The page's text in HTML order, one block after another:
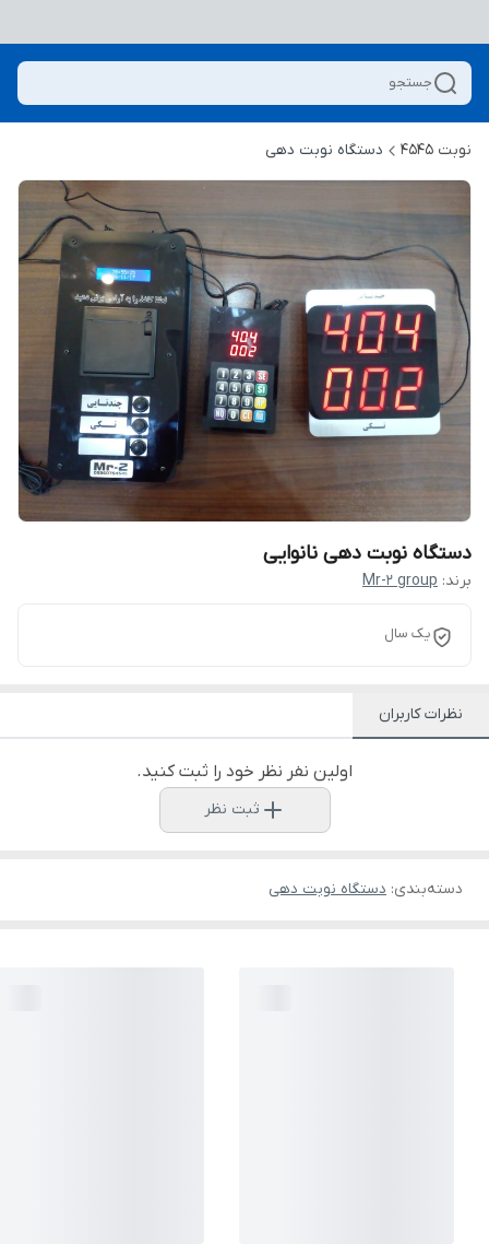
جستجو
نوبت 4545 دستگاه نوبت دهی
دستگاه نوبت دهی نانوایی
برند: Mr-2 group
یک سال
نظرات کاربران
اولین نفر نظر خود را ثبت کنید.
ثبت نظر
دسته‌بندی: دستگاه نوبت دهی